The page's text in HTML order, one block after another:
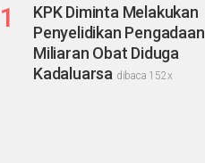
1
KPK Diminta Melakukan
Penyelidikan Pengadaan
Miliaran Obat Diduga
Kadaluarsa dibaca 152x